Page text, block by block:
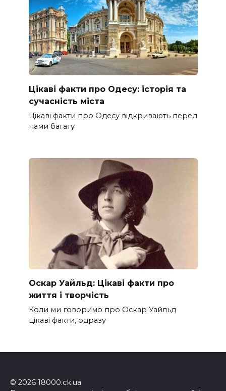
Цікаві факти про Одесу: історія та
сучасність міста
Цікаві факти про Одесу відкривають перед
нами багату
Оскар Уайльд: Цікаві факти про
життя і творчість
Коли ми говоримо про Оскар Уайльд
цікаві факти, одразу
© 2026 18000.ck.ua